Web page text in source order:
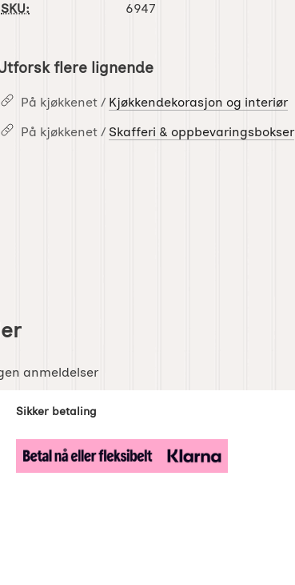
SKU: 6947
flere lignende
På kjøkkenet / Kjøkkendekorasjon og interiør
På kjøkkenet / Skafferi & oppbevaringsbokser
anmeldelser
Sikker betaling